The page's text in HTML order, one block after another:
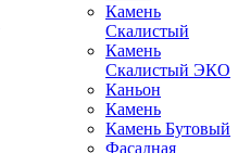
Камень
Скалистый
Камень
Скалистый ЭКО
Каньон
Камень
Камень Бутовый
Фасадная